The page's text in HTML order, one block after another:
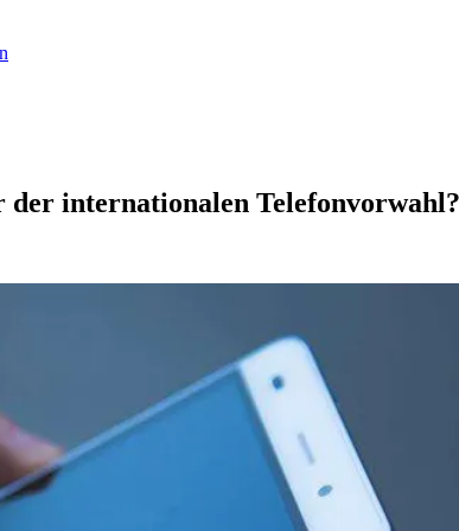
internationalen Telefonvorwahl?